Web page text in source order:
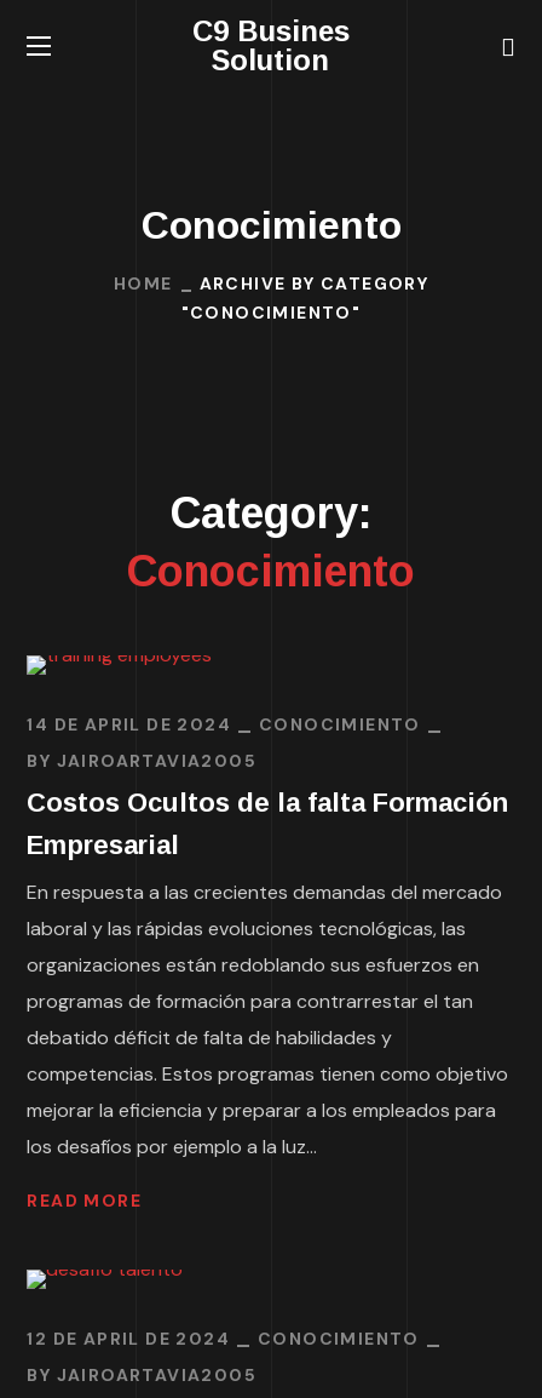
C9 Busines
Solution
Conocimiento
HOME
ARCHIVE BY CATEGORY
"CONOCIMIENTO"
Category:
Conocimiento
14 DE APRIL DE 2024
CONOCIMIENTO
BY JAIROARTAVIA2005
Costos Ocultos de la falta Formación
Empresarial
En respuesta a las crecientes demandas del mercado
laboral y las rápidas evoluciones tecnológicas, las
organizaciones están redoblando sus esfuerzos en
programas de formación para contrarrestar el tan
debatido déficit de falta de habilidades y
competencias. Estos programas tienen como objetivo
mejorar la eficiencia y preparar a los empleados para
los desafíos por ejemplo a la luz...
READ MORE
12 DE APRIL DE 2024
CONOCIMIENTO
BY JAIROARTAVIA2005